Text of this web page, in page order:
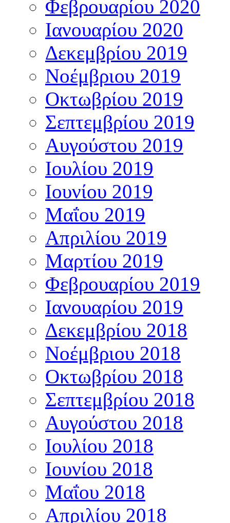
Φεβρουαρίου 2020
Ιανουαρίου 2020
Δεκεμβρίου 2019
Νοέμβριου 2019
Οκτωβρίου 2019
Σεπτεμβρίου 2019
Αυγούστου 2019
Ιουλίου 2019
Ιουνίου 2019
Μαΐου 2019
Απριλίου 2019
Μαρτίου 2019
Φεβρουαρίου 2019
Ιανουαρίου 2019
Δεκεμβρίου 2018
Νοέμβριου 2018
Οκτωβρίου 2018
Σεπτεμβρίου 2018
Αυγούστου 2018
Ιουλίου 2018
Ιουνίου 2018
Μαΐου 2018
Απριλίου 2018